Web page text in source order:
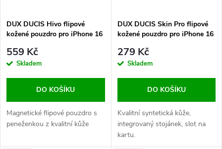
p
r
o
d
u
s
p
r
d
u
DUX DUCIS Hivo flipové
kožené pouzdro pro iPhone 16
559 Kč
Skladem
DO KOŠÍKU
Magnetické flipové pouzdro s
peneženkou z kvalitní kůže
DUX DUCIS Skin Pro flipové
kožené pouzdro pro iPhone 16
279 Kč
Skladem
DO KOŠÍKU
Kvalitní syntetická kůže,
integrovaný stojánek, slot na
kartu.